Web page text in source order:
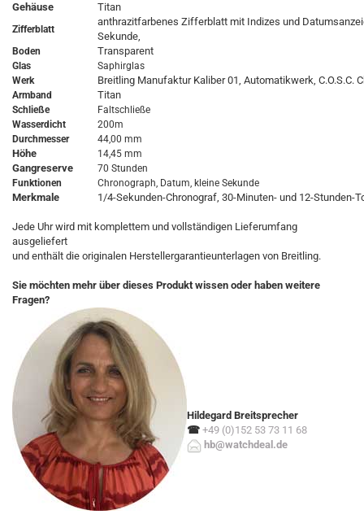
Gehäuse Titan
Zifferblatt
anthrazitfarbenes Zifferblatt mit Indizes und
Sekunde,
Boden Transparent
Glas
Saphirglas
Werk
Breitling Manufaktur Kaliber 01, Automatikwerk, C.O.S.C.
Armband Titan
Schließe
Faltschließe
Wasserdicht
200m
Durchmesser
44,00 mm
Höhe 14,45 mm
Gangreserve
70 Stunden
Funktionen
Chronograph, Datum, kleine Sekunde
Merkmale 1/4-Sekunden-Chronograf, 30-Minuten- und 12-Stunden-
Jede Uhr wird mit komplettem und vollständigen Lieferumfang
ausgeliefert
und enthält die originalen Herstellergarantieunterlagen von Breitling.
Sie möchten mehr über dieses Produkt wissen oder haben weitere
Fragen?
Hildegard Breitsprecher
☎ +49 (0)152 53 73 11 68
hb@watchdeal.de